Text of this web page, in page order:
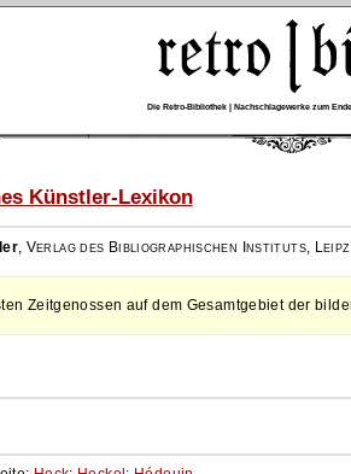
Die Retro-Bibliothek | Nachschlagewerke zum
Künstler-Lexikon
, Verlag des Bibliographischen Instituts,
Zeitgenossen auf dem Gesamtgebiet der